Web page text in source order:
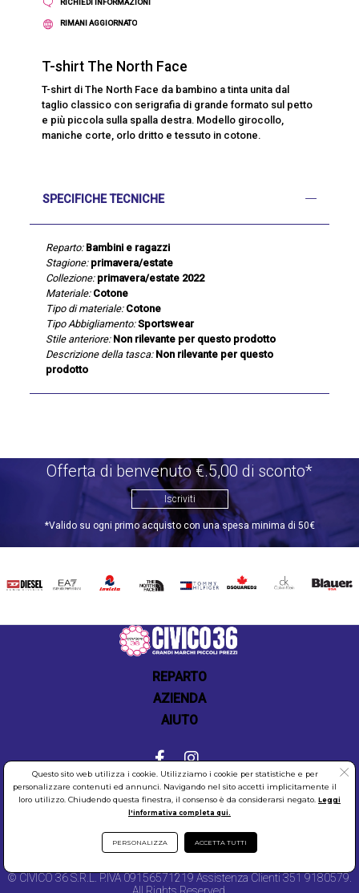
RICHIEDI INFORMAZIONI
RIMANI AGGIORNATO
T-shirt The North Face
T-shirt di The North Face da bambino a tinta unita dal
taglio classico con serigrafia di grande formato sul petto
e più piccola sulla spalla destra. Modello girocollo,
maniche corte, orlo dritto e tessuto in cotone.
SPECIFICHE TECNICHE
Reparto: Bambini e ragazzi
Stagione: primavera/estate
Collezione: primavera/estate 2022
Materiale: Cotone
Tipo di materiale: Cotone
Tipo Abbigliamento: Sportswear
Stile anteriore: Non rilevante per questo prodotto
Descrizione della tasca: Non rilevante per questo
prodotto
Offerta di benvenuto €.5,00 di sconto*
Iscriviti
*Valido su ogni primo acquisto con una spesa minima di 50€
DIESEL EA7 INVICTATHE
TOMMY
DSQUARED2
CALVIN BLAUER
REPARTO
AZIENDA
AIUTO
COOKIES SICUREZZA PRIVACY
© CIVICO 36 S.R.L. P.IVA 09156571219 Assistenza Clienti 351 9180579.
Questo sito web utilizza i cookie. Utilizziamo i cookie per statistiche e per
personalizzare contenuti ed annunci. Navigando nel sito accetti implicitamente il
loro utilizzo. Chiudendo questa finestra, il consenso è da considerarsi negato. Leggi
l'informativa completa qui.
PERSONALIZZA ACCETTA TUTTI